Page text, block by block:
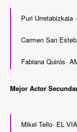
Puri Urretabizkaia
Carmen San
Fabiana Quirós·
Mejor Actor
Mikel Tello· EL